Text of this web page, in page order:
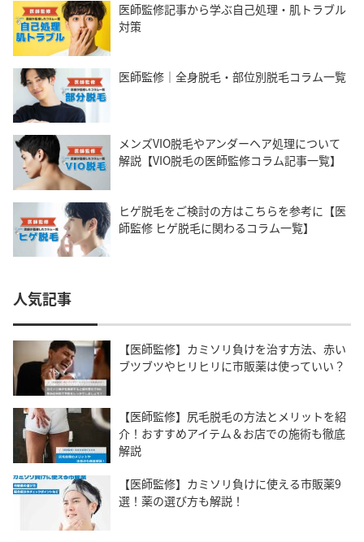
医師監修記事から学ぶ自己処理・肌トラブル
対策
医師監修｜全身脱毛・部位別脱毛コラム一覧
メンズVIO脱毛やアンダーヘア処理について
解説【VIO脱毛の医師監修コラム記事一覧】
ヒゲ脱毛をご検討の方はこちらを参考に【医
師監修 ヒゲ脱毛に関わるコラム一覧】
人気記事
【医師監修】カミソリ負けを治す方法、赤い
ブツブツやヒリヒリに市販薬は使っていい？
【医師監修】尻毛脱毛の方法とメリットを紹
介！おすすめアイテム＆お店での施術も徹底
解説
【医師監修】カミソリ負けに使える市販薬9
選！薬の選び方も解説！